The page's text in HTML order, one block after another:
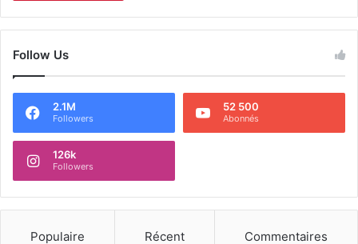
Follow Us
2.1M
Followers
52 500
Abonnés
126k
Followers
Populaire Récent Commentaires